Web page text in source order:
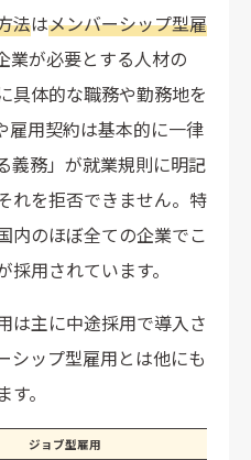
価のあり方
法はメンバーシップ型雇
業が必要とする人材の
具体的な職務や勤務地を
雇用契約は基本的に一律
義務」が就業規則に明記
れを拒否できません。特
内のほぼ全ての企業でこ
用されています。
は主に中途採用で導入さ
シップ型雇用とは他にも
。
ジョブ型雇用